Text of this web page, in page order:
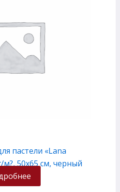
пастели «Lana
м?, 50х65 см, черный